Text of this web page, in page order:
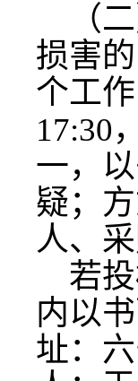
（
损害
个工
17:30
一，
疑；
人、
若
内以
址：